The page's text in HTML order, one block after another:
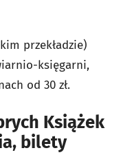
przekładzie)
księgarni,
od 30 zł.
Książek
bilety